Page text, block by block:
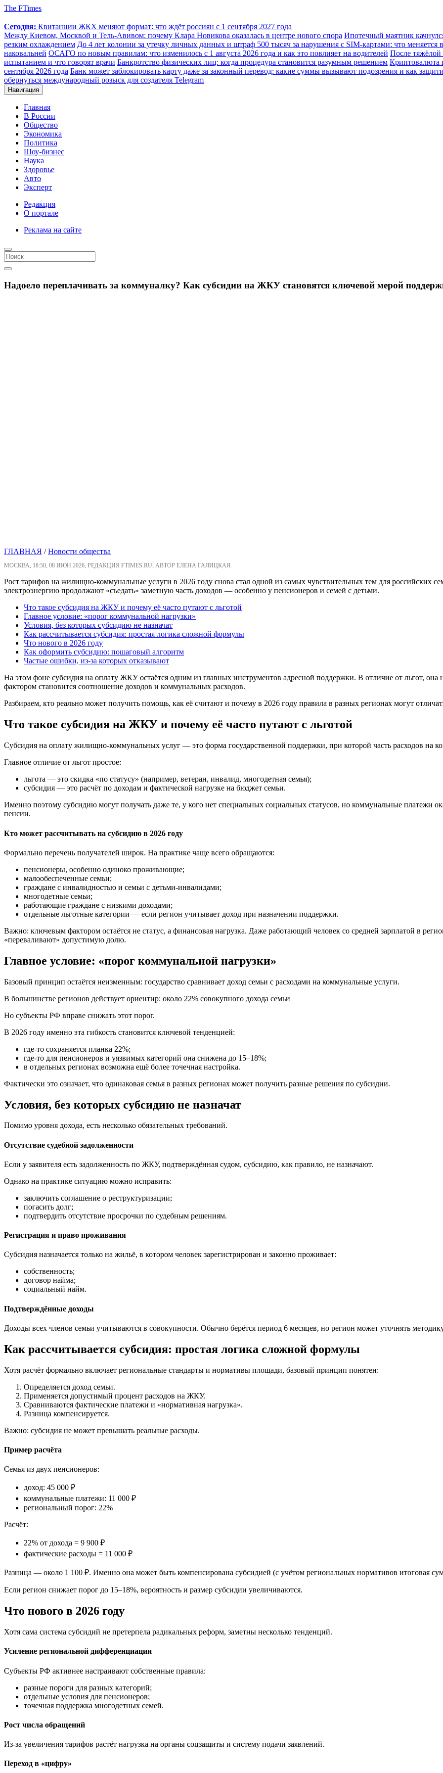
The FTimes
Сегодня: Квитанции ЖКХ меняют формат: что ждёт россиян с 1 сентября 2027 года
Между Киевом, Москвой и Тель-Авивом: почему Клара Новикова оказалась в центре нового спора Ипотечный маятник
резким охлаждением До 4 лет колонии за утечку личных данных и штраф 500 тысяч за нарушения с SIM-картами: что меняется
наковальней ОСАГО по новым правилам: что изменилось с 1 августа 2026 года и как это повлияет на водителей После
испытанием и что говорят врачи Банкротство физических лиц: когда процедура становится разумным решением Криптовалюта
сентября 2026 года Банк может заблокировать карту даже за законный перевод: какие суммы вызывают подозрения и как
обернуться международный розыск для создателя Telegram
Навигация
Главная
В России
Общество
Экономика
Политика
Шоу-бизнес
Наука
Здоровье
Авто
Эксперт
Редакция
О портале
Реклама на сайте
Надоело переплачивать за коммуналку? Как субсидии на ЖКУ становятся ключевой мерой
ГЛАВНАЯ /Новости общества
МОСКВА, 18:50, 08 ИЮН 2026, РЕДАКЦИЯ FTIMES.RU, АВТОР ЕЛЕНА ГАЛИЦКАЯ.
Рост тарифов на жилищно-коммунальные услуги в 2026 году снова стал одной из самых чувствительных тем для российских
электроэнергию продолжают «съедать» заметную часть доходов — особенно у пенсионеров и семей с детьми.
Что такое субсидия на ЖКУ и почему её часто путают с льготой
Главное условие: «порог коммунальной нагрузки»
Условия, без которых субсидию не назначат
Как рассчитывается субсидия: простая логика сложной формулы
Что нового в 2026 году
Как оформить субсидию: пошаговый алгоритм
Частые ошибки, из-за которых отказывают
На этом фоне субсидия на оплату ЖКУ остаётся одним из главных инструментов адресной поддержки. В отличие от льгот,
фактором становится соотношение доходов и коммунальных расходов.
Разбираем, кто реально может получить помощь, как её считают и почему в 2026 году правила в разных регионах могут
Что такое субсидия на ЖКУ и почему её часто путают с льготой
Субсидия на оплату жилищно-коммунальных услуг — это форма государственной поддержки, при которой часть расходов на
Главное отличие от льгот простое:
льгота — это скидка «по статусу» (например, ветеран, инвалид, многодетная семья);
субсидия — это расчёт по доходам и фактической нагрузке на бюджет семьи.
Именно поэтому субсидию могут получать даже те, у кого нет специальных социальных статусов, но коммунальные платежи
пенсии.
Кто может рассчитывать на субсидию в 2026 году
Формально перечень получателей широк. На практике чаще всего обращаются:
пенсионеры, особенно одиноко проживающие;
малообеспеченные семьи;
граждане с инвалидностью и семьи с детьми-инвалидами;
многодетные семьи;
работающие граждане с низкими доходами;
отдельные льготные категории — если регион учитывает доход при назначении поддержки.
Важно: ключевым фактором остаётся не статус, а финансовая нагрузка. Даже работающий человек со средней зарплатой в
«переваливают» допустимую долю.
Главное условие: «порог коммунальной нагрузки»
Базовый принцип остаётся неизменным: государство сравнивает доход семьи с расходами на коммунальные услуги.
В большинстве регионов действует ориентир: около 22% совокупного дохода семьи
Но субъекты РФ вправе снижать этот порог.
В 2026 году именно эта гибкость становится ключевой тенденцией:
где-то сохраняется планка 22%;
где-то для пенсионеров и уязвимых категорий она снижена до 15–18%;
в отдельных регионах возможна ещё более точечная настройка.
Фактически это означает, что одинаковая семья в разных регионах может получить разные решения по субсидии.
Условия, без которых субсидию не назначат
Помимо уровня дохода, есть несколько обязательных требований.
Отсутствие судебной задолженности
Если у заявителя есть задолженность по ЖКУ, подтверждённая судом, субсидию, как правило, не назначают.
Однако на практике ситуацию можно исправить:
заключить соглашение о реструктуризации;
погасить долг;
подтвердить отсутствие просрочки по судебным решениям.
Регистрация и право проживания
Субсидия назначается только на жильё, в котором человек зарегистрирован и законно проживает:
собственность;
договор найма;
социальный найм.
Подтверждённые доходы
Доходы всех членов семьи учитываются в совокупности. Обычно берётся период 6 месяцев, но регион может уточнять
Как рассчитывается субсидия: простая логика сложной формулы
Хотя расчёт формально включает региональные стандарты и нормативы площади, базовый принцип понятен:
Определяется доход семьи.
Применяется допустимый процент расходов на ЖКУ.
Сравниваются фактические платежи и «нормативная нагрузка».
Разница компенсируется.
Важно: субсидия не может превышать реальные расходы.
Пример расчёта
Семья из двух пенсионеров:
доход: 45 000 ₽
коммунальные платежи: 11 000 ₽
региональный порог: 22%
Расчёт:
22% от дохода = 9 900 ₽
фактические расходы = 11 000 ₽
Разница — около 1 100 ₽. Именно она может быть компенсирована субсидией (с учётом региональных нормативов итоговая
Если регион снижает порог до 15–18%, вероятность и размер субсидии увеличиваются.
Что нового в 2026 году
Хотя сама система субсидий не претерпела радикальных реформ, заметны несколько тенденций.
Усиление региональной дифференциации
Субъекты РФ активнее настраивают собственные правила:
разные пороги для разных категорий;
отдельные условия для пенсионеров;
точечная поддержка многодетных семей.
Рост числа обращений
Из-за увеличения тарифов растёт нагрузка на органы соцзащиты и систему подачи заявлений.
Переход в «цифру»